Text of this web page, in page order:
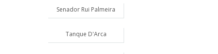
Senador Rui Palmeira
Tanque D'Arca